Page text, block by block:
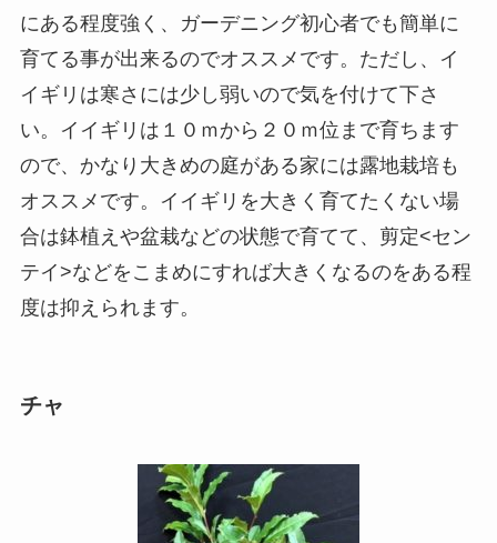
にある程度強く、ガーデニング初心者でも簡単に
育てる事が出来るのでオススメです。ただし、イ
イギリは寒さには少し弱いので気を付けて下さ
い。イイギリは１０ｍから２０ｍ位まで育ちます
ので、かなり大きめの庭がある家には露地栽培も
オススメです。イイギリを大きく育てたくない場
合は鉢植えや盆栽などの状態で育てて、剪定<セン
テイ>などをこまめにすれば大きくなるのをある程
度は抑えられます。
チャ